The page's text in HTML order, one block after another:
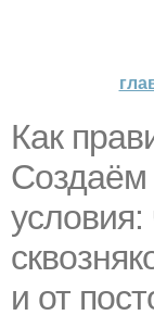
Как
условия:
и от